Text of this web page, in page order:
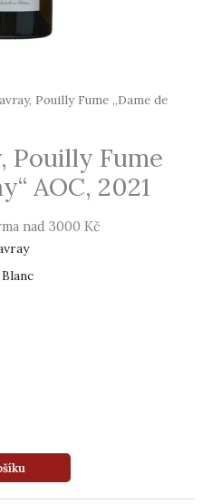
Pouilly Fume „Dame de
Pouilly Fume
AOC, 2021
nad 3000 Kč